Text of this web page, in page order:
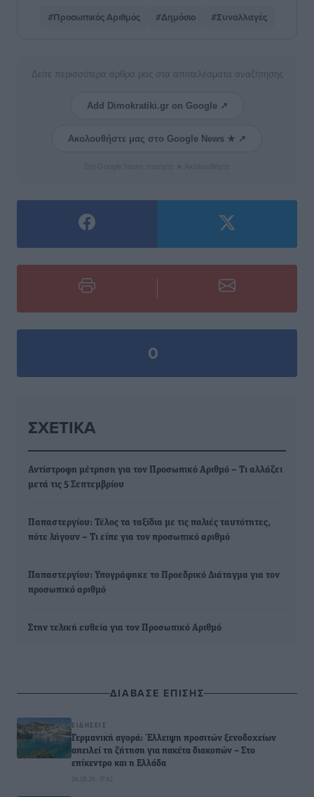
#Προσωπικός Αριθμός #Δημόσιο #Συναλλαγές
Δείτε περισσότερα άρθρα μας στα αποτελέσματα αναζήτησης
Add Dimokratiki.gr on Google ↗
Ακολουθήστε μας στο Google News ★ ↗
0
ΣΧΕΤΙΚΆ
Αντίστροφη μέτρηση για τον Προσωπικό Αριθμό – Τι αλλάζει
μετά τις 5 Σεπτεμβρίου
Παπαστεργίου: Τέλος τα ταξίδια με τις παλιές ταυτότητες,
πότε λήγουν – Τι είπε για τον προσωπικό αριθμό
Παπαστεργίου: Υπογράφηκε το Προεδρικό Διάταγμα για τον
προσωπικό αριθμό
Στην τελική ευθεία για τον Προσωπικό Αριθμό
ΔΙΑΒΑΣΕ ΕΠΙΣΗΣ
ΕΙΔΉΣΕΙΣ
Γερμανική αγορά: Έλλειψη προσιτών ξενοδοχείων
απειλεί τη ζήτηση για πακέτα διακοπών – Στο
επίκεντρο και η Ελλάδα
06.08.26 · 17:42